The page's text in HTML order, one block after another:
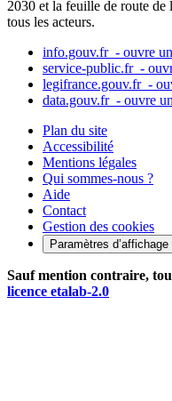
2030 et la feuille de route
tous les acteurs.
info.gouv.fr - ouvre
service-public.fr -
legifrance.gouv.fr -
data.gouv.fr - ouvre
Plan du site
Accessibilité
Mentions légales
Qui sommes-nous ?
Aide
Contact
Gestion des cookies
Paramètres d’affichage
Sauf mention contraire,
licence etalab-2.0